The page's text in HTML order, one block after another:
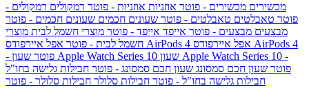
מכשירים מכשירים - פוטר אוזניות אוזניות - פוטר רמקולים רמקולים -
פוטר טאבלטים טאבלטים - פוטר שעונים חכמים שעונים חכמים - פוטר
מבצעים מבצעים - פוטר אייפד אייפד - פוטר מוצרי חשמל לבית מוצרי
חשמל לבית - פוטר אפל איירפודס AirPods 4 אפל איירפודס AirPods 4
- פוטר שעון Apple Watch Series 10 שעון Apple Watch Series 10 -
פוטר שעון חכם סמסונג שעון חכם סמסונג - פוטר חבילות גלישה בחו"ל
חבילות גלישה בחו"ל - פוטר חבילות סלולר חבילות סלולר - פוטר